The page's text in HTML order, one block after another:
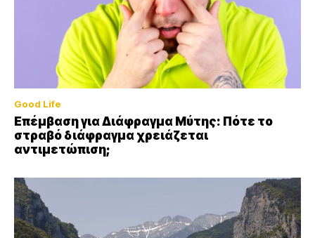
Good Life
Επέμβαση για Διάφραγμα Μύτης: Πότε το
στραβό διάφραγμα χρειάζεται
αντιμετώπιση;